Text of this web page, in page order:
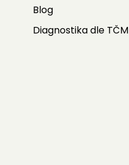
Blog
Diagnostika dle TČM